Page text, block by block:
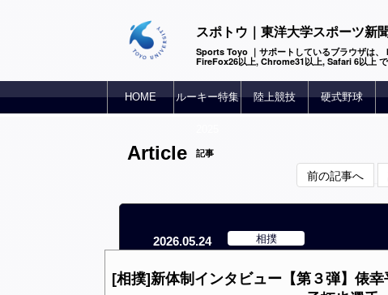
スポトウ｜東洋大学スポーツ新
Sports Toyo ｜サポートしているブラウザは、
FireFox26以上, Chrome31以上, Safari 6以上 で
HOME ルーキー特集 陸上競技 硬式野球
Article 記事
前の記事へ
2026.05.24 相撲
[相撲]新体制インタビュー【第３弾】俵